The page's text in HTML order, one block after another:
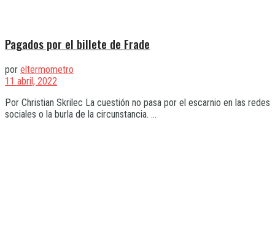
Pagados por el billete de Frade
por eltermometro
11 abril, 2022
Por Christian Skrilec La cuestión no pasa por el escarnio en las redes
sociales o la burla de la circunstancia. ...